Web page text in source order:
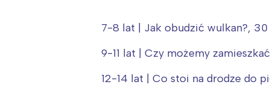
7-8 lat | Jak obudzić wulkan?, 30
9-11 lat | Czy możemy
12-14 lat | Co stoi na drodze do